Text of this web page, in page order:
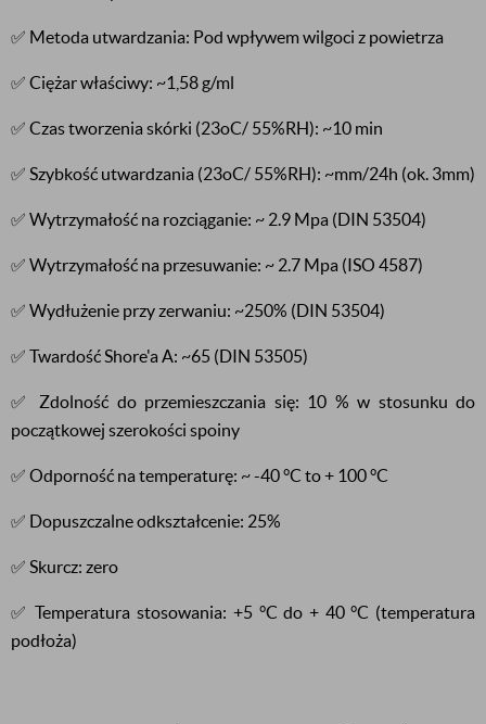
✅ Metoda utwardzania: Pod wpływem wilgoci z powietrza
✅ Ciężar właściwy: ~1,58 g/ml
✅ Czas tworzenia skórki (23oC/ 55%RH): ~10 min
✅ Szybkość utwardzania (23oC/ 55%RH): ~mm/24h (ok. 3mm)
✅ Wytrzymałość na rozciąganie: ~ 2.9 Mpa (DIN 53504)
✅ Wytrzymałość na przesuwanie: ~ 2.7 Mpa (ISO 4587)
✅ Wydłużenie przy zerwaniu: ~250% (DIN 53504)
✅ Twardość Shore'a A: ~65 (DIN 53505)
✅ Zdolność do przemieszczania się: 10 % w stosunku do
początkowej szerokości spoiny
✅ Odporność na temperaturę: ~ -40 °C to + 100 °C
✅ Dopuszczalne odkształcenie: 25%
✅ Skurcz: zero
✅ Temperatura stosowania: +5 °C do + 40 °C (temperatura
podłoża)